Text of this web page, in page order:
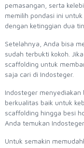
pemasangan, serta
memilih pondasi ini
dengan ketinggian dua
Setelahnya, Anda bisa
sudah terbukti kokoh.
scaffolding untuk
saja cari di Indosteger.
Indosteger
berkualitas baik untuk
scaffolding hingga besi
Anda temukan Indosteger.
Untuk semakin